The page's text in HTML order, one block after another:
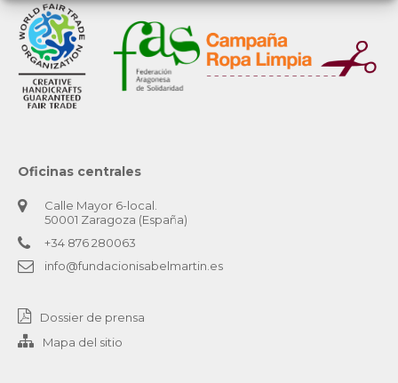
Oficinas centrales
Calle Mayor 6-local.
50001 Zaragoza (España)
+34 876 280063
info@fundacionisabelmartin.es
Dossier de prensa
Mapa del sitio